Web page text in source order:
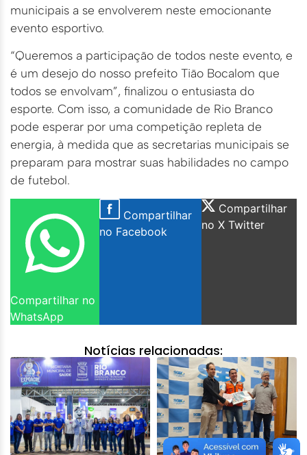
municipais a se envolverem neste emocionante
evento esportivo.
“Queremos a participação de todos neste evento, e
é um desejo do nosso prefeito Tião Bocalom que
todos se envolvam”, finalizou o entusiasta do
esporte. Com isso, a comunidade de Rio Branco
pode esperar por uma competição repleta de
energia, à medida que as secretarias municipais se
preparam para mostrar suas habilidades no campo
de futebol.
Compartilhar no
WhatsApp
Compartilhar
no Facebook
Compartilhar
no X Twitter
Notícias relacionadas: